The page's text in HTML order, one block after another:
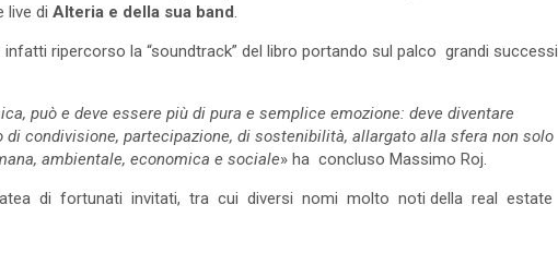
live di Alteria e della sua band
ripercorso la “soundtrack” del libro portando sul palco grandi successi
può e deve essere più di pura e semplice emozione: deve diventare
condivisione, partecipazione, di sostenibilità, allargato alla sfera non solo
ambientale, economica e sociale» ha concluso Massimo Roj.
di fortunati invitati, tra cui diversi nomi molto noti della real estate